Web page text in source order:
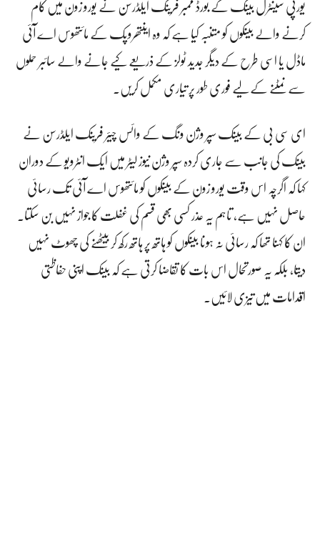
کرنے والے بینکوں کو متنبہ کیا ہے کہ وہ اینتھروپک کے مائتھوس اے آئی
ماڈل یا اسی طرح کے دیگر جدید ٹولز کے ذریعے کیے جانے والے سائبر حملوں
سے نمٹنے کے لیے فوری طور پر تیاری مکمل کریں۔
ای سی بی کے بینک سپر وژن ونگ کے وائس چیئر فرینک ایلڈرسن نے
بینک کی جانب سے جاری کردہ سپر وژن نیوز لیٹر میں ایک انٹرویو کے دوران
کہا کہ اگرچہ اس وقت یورو زون کے بینکوں کو مائتھوس اے آئی تک رسائی
حاصل نہیں ہے، تاہم یہ عذر کسی بھی قسم کی غفلت کا جواز نہیں بن سکتا۔
ان کا کہنا تھا کہ رسائی نہ ہونا بینکوں کو ہاتھ پر ہاتھ رکھ کر بیٹھنے کی چھوٹ نہیں
دیتا، بلکہ یہ صورتحال اس بات کا تقاضا کرتی ہے کہ بینک اپنی حفاظتی
اقدامات میں تیزی لائیں۔